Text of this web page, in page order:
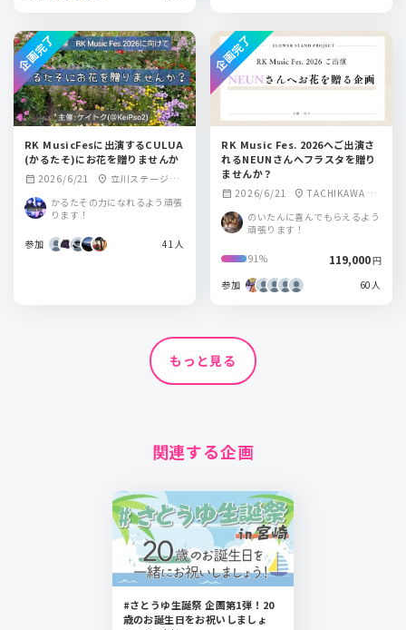
RK MusicFesに出演するCULUA
(かるたそ)にお花を贈りませんか
calendar_month 2026/6/21 location_on 立川ステージガ
かるたその力になれるよう頑張
ります！
参加 41人
企画完了
RK Music Fes. 2026へご出演さ
れるNEUNさんへフラスタを贈り
ませんか？
calendar_month 2026/6/21 location_on TACHIKAWA ST
のいたんに喜んでもらえるよう
頑張ります！
91% 119,000円
参加
60人
企画完了
もっと見る
関連する企画
#さとうゆ生誕祭 企画第1弾！20
歳のお誕生日をお祝いしましょ